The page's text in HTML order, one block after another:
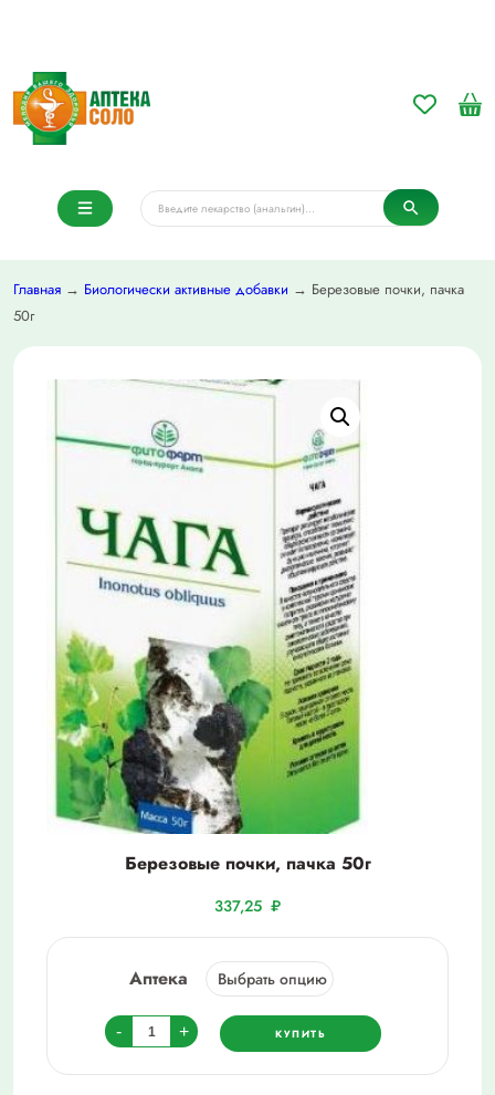
Главная → Биологически активные добавки → Березовые почки, пачка
50г
Березовые почки, пачка 50г
337,25 ₽
Аптека
-
Количество
товара
Березовые
+ КУПИТЬ